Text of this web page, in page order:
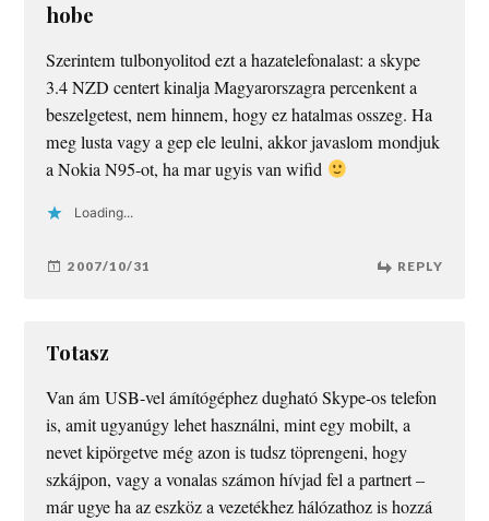
hobe
Szerintem tulbonyolitod ezt a hazatelefonalast: a skype
3.4 NZD centert kinalja Magyarorszagra percenkent a
beszelgetest, nem hinnem, hogy ez hatalmas osszeg. Ha
meg lusta vagy a gep ele leulni, akkor javaslom mondjuk
a Nokia N95-ot, ha mar ugyis van wifid
Loading...
2007/10/31 REPLY
Totasz
Van ám USB-vel ámítógéphez dugható Skype-os telefon
is, amit ugyanúgy lehet használni, mint egy mobilt, a
nevet kipörgetve még azon is tudsz töprengeni, hogy
szkájpon, vagy a vonalas számon hívjad fel a partnert –
már ugye ha az eszköz a vezetékhez hálózathoz is hozzá